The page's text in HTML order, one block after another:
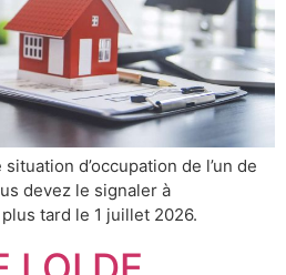
d’occupation de l’un de
devez le signaler à
tard le 1 juillet 2026.